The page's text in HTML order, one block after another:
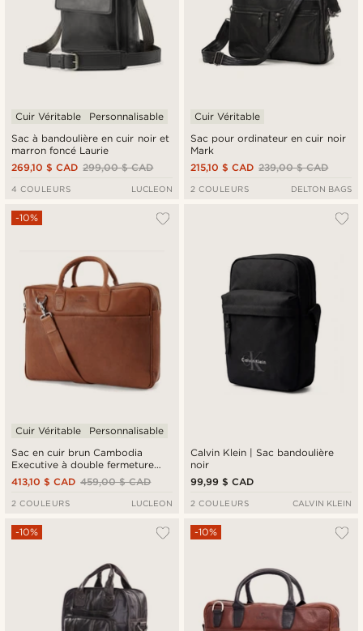
Sac à bandoulière en cuir noir et
marron foncé Laurie
Cuir Véritable Personnalisable
299,00 $ CAD
269,10 $ CAD
4 COULEURS LUCLEON
Sac pour ordinateur en cuir noir
Mark
Cuir Véritable
239,00 $ CAD
215,10 $ CAD
2 COULEURS DELTON BAGS
Sac en cuir brun Cambodia
Executive à double fermeture
éclair
-10%
Cuir Véritable Personnalisable
459,00 $ CAD
413,10 $ CAD
2 COULEURS LUCLEON
Calvin Klein | Sac bandoulière
noir
99,99 $ CAD
2 COULEURS CALVIN KLEIN
-10% -10%